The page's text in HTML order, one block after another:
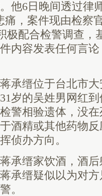
他6日晚间透过律
痛，案件现由检察
极配合检警调查，
内容发表任何言
缙位于台北市大
岁的吴姓男网红
警相验遗体，没
酒精或其他药物
侦办方向。
缙家饮酒，酒后
承缙疑似以为对
。